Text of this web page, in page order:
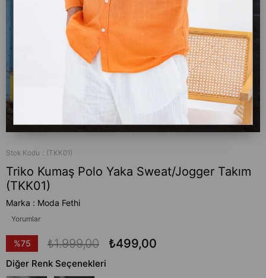
Stok Kodu (TKK01)
Triko Kumaş Polo Yaka Sweat/Jogger Takım
(TKK01)
Marka : Moda Fethi
Yorumlar
%75
İndirim
₺1.999,00 ₺499,00
Diğer Renk Seçenekleri